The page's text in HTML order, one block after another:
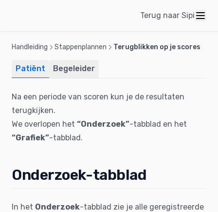
Terug naar Sipi
Handleiding Stappenplannen Terugblikken op je scores
Patiënt Begeleider
Na een periode van scoren kun je de resultaten
terugkijken.
We overlopen het “Onderzoek”-tabblad en het
“Grafiek”-tabblad.
Onderzoek-tabblad
In het Onderzoek-tabblad zie je alle geregistreerde